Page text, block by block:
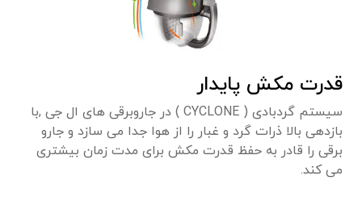
قدرت مکش پایدار
سیستم گردبادی ( CYCLONE ) در جاروبرقی های ال جی ,با
بازدهی بالا ذرات گرد و غبار را از هوا جدا می سازد و جارو
برقی را قادر به حفظ قدرت مکش برای مدت زمان بیشتری
می کند.